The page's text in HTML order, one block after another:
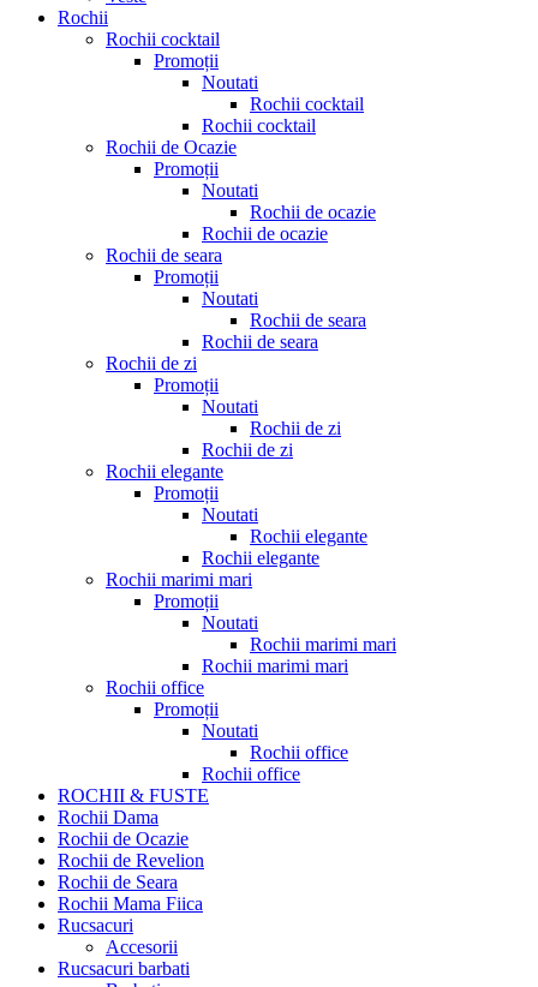
Rochii
Rochii cocktail
Promoții
Noutati
Rochii cocktail
Rochii cocktail
Rochii de Ocazie
Promoții
Noutati
Rochii de ocazie
Rochii de ocazie
Rochii de seara
Promoții
Noutati
Rochii de seara
Rochii de seara
Rochii de zi
Promoții
Noutati
Rochii de zi
Rochii de zi
Rochii elegante
Promoții
Noutati
Rochii elegante
Rochii elegante
Rochii marimi mari
Promoții
Noutati
Rochii marimi mari
Rochii marimi mari
Rochii office
Promoții
Noutati
Rochii office
Rochii office
ROCHII & FUSTE
Rochii Dama
Rochii de Ocazie
Rochii de Revelion
Rochii de Seara
Rochii Mama Fiica
Rucsacuri
Accesorii
Rucsacuri barbati